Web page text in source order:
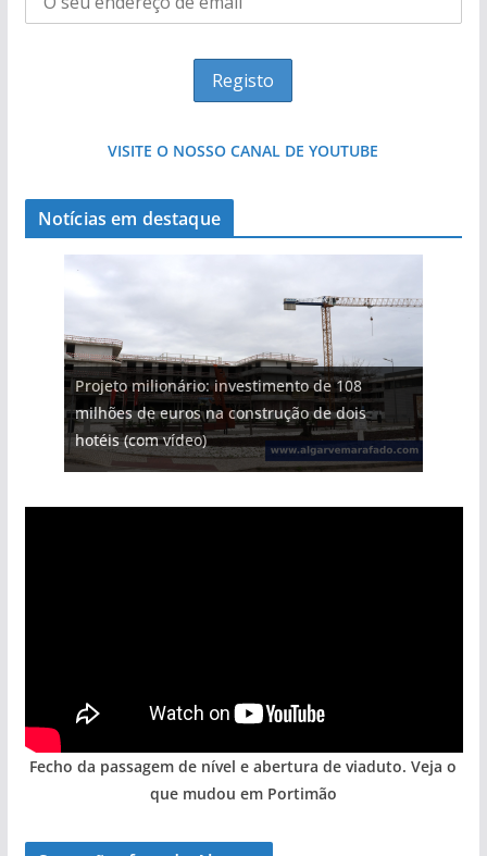
VISITE O NOSSO CANAL DE YOUTUBE
Notícias em destaque
Projeto milionário: investimento de 108
milhões de euros na construção de dois
hotéis (com vídeo)
Foto do dia: uma cidade algarvia que cresceu
entre redes e fábricas
Milagre da água. Fontes emblemáticas do
Algarve voltam a ter vida (com vídeo)
Tapas do mar a 3 euros cada. Nova rota
gastronómica nasce no Algarve
Tempestades roubam areia de praias e põem
arribas em risco no Algarve (com vídeo)
Fecho da passagem de nível e abertura de viaduto. Veja o
que mudou em Portimão